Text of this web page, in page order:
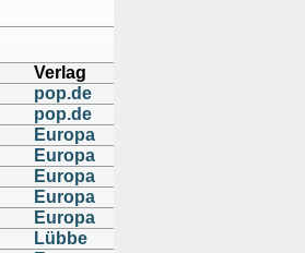
Verlag
pop.de
pop.de
Europa
Europa
Europa
Europa
Europa
Lübbe